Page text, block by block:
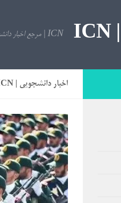
ICN | مرجع اخبار دانشجویی
اخبار دانشجویی | ICN